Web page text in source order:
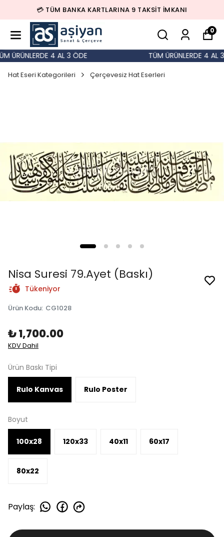
💳 TÜM BANKA KARTLARINA 9 TAKSİT İMKANI
0
ÜRÜNLERDE 4 AL 3 ÖDE TÜM ÜRÜNLERDE 4 AL 3
Hat Eseri Kategorileri Çerçevesiz Hat Eserleri
Nisa Suresi 79.Ayet (Baskı)
Tükeniyor
Ürün Kodu: CG1028
₺ 1,700.00
KDV Dahil
Ürün Baskı Tipi
Rulo Kanvas Rulo Poster
Boyut
100x28 120x33 40x11 60x17
80x22
Paylaş: